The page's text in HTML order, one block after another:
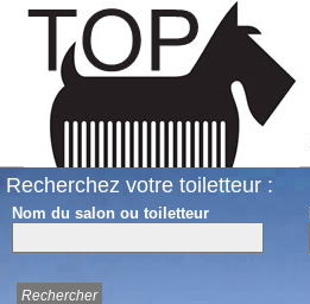
Recherchez votre toiletteur :
Nom du salon ou toiletteur